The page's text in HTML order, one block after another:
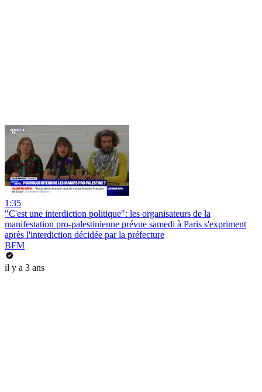
1:35
"C'est une interdiction politique": les organisateurs de la
manifestation pro-palestinienne prévue samedi à Paris s'expriment
après l'interdiction décidée par la préfecture
BFM
il y a 3 ans